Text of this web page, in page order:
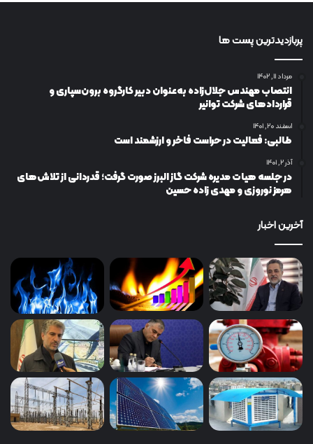
پربازدیدترین پست ها
مرداد ۱۱, ۱۴۰۲
انتصاب مهندس جلال‌زاده به‌عنوان دبیر كارگروه برون‌سپاری و
قراردادهای شركت توانیر
اسفند ۲۰, ۱۴۰۱
طالبی: فعالیت در حراست فاخر و ارزشمند است
آذر ۲, ۱۴۰۱
در جلسه هیات مدیره شرکت گاز البرز صورت گرفت؛ قدردانی از تلاش‌های
هرمز نوروزی و مهدی زاده حسین
آخرین اخبار